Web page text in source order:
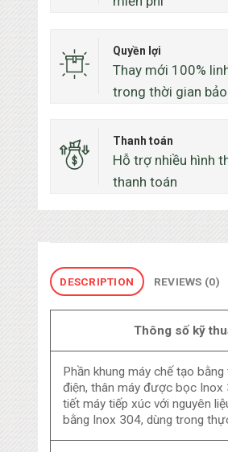
Quyền lợi
Thay mới 100%
trong thời gian
Thanh toán
Hỗ trợ nhiều hình
thanh toán
DESCRIPTION REVIEWS (0)
Thông số kỹ
Phần khung máy chế tạo
điện, thân máy được bọc Inox
tiết máy tiếp xúc với nguyên
bằng Inox 304, dùng trong